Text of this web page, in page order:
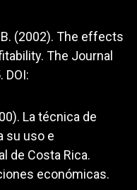
B. (2002). The effects
The Journal
DOI:
La técnica de
su uso e
de Costa Rica.
económicas.